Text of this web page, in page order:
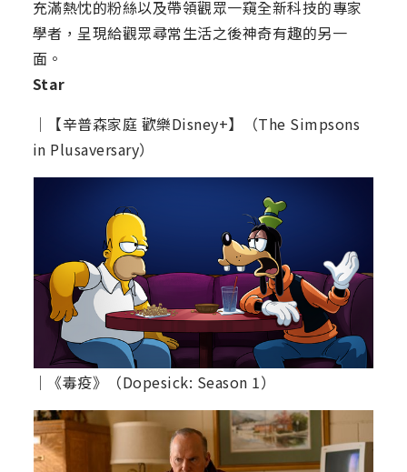
充滿熱忱的粉絲以及帶領觀眾一窺全新科技的專家
學者，呈現給觀眾尋常生活之後神奇有趣的另一
面。
Star
│【辛普森家庭 歡樂Disney+】（The Simpsons
in Plusaversary）
│《毒疫》（Dopesick: Season 1）